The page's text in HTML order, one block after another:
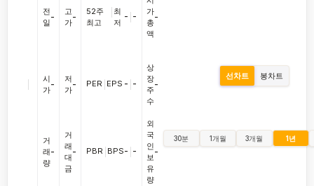
전
일
-
시
가
-
거
래
량
-
고
가
-
저
가
-
거
래
대
금
-
52주
최고
최
저
- -
PER EPS - -
PBR BPS- -
가
총
액
-
상
장
주
수
-
외
국
인
보
유
량
-
선차트 봉차트
30분 1개월 3개월 1년